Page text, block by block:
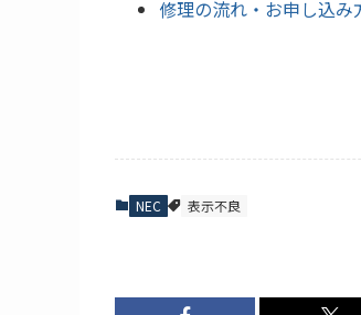
修理の流れ・お申し込み
NEC 表示不良